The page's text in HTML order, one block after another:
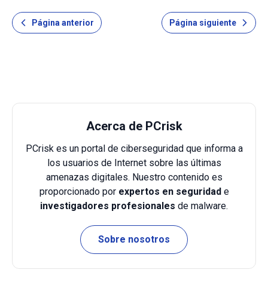
otros. Por regla general, esos falsos mensajes aparecen
en sitios web de dudosa fiabilida
Página anterior Página siguiente
Acerca de PCrisk
PCrisk es un portal de ciberseguridad que informa a
los usuarios de Internet sobre las últimas
amenazas digitales. Nuestro contenido es
proporcionado por expertos en seguridade
investigadores profesionales de malware.
Sobre nosotros